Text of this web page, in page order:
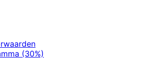
(30%)